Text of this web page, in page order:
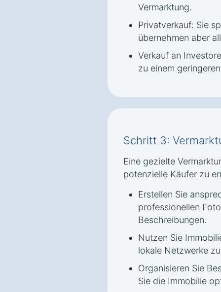
Vermarktung.
Privatverkauf: Sie
übernehmen aber
Verkauf an
zu einem
Schritt 3:
Eine gezielte
potenzielle Käufer zu
Erstellen Sie
professionellen
Beschreibungen.
Nutzen Sie
lokale Netzwerke
Organisieren Sie
Sie die Immobilie